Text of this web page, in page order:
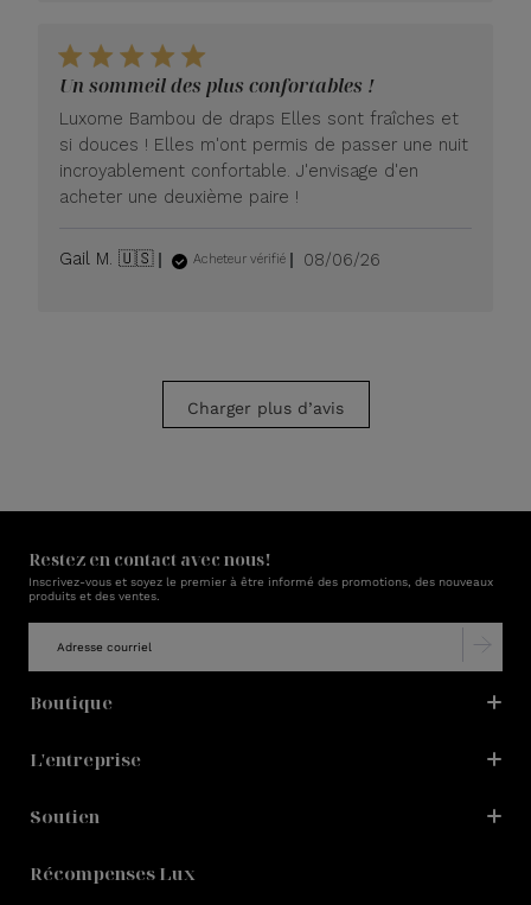
Un sommeil des plus confortables !
Luxome Bambou de draps Elles sont fraîches et
si douces ! Elles m'ont permis de passer une nuit
incroyablement confortable. J'envisage d'en
acheter une deuxième paire !
Gail M. 🇺🇸 Acheteur vérifié
Date
08/06/26
Charger plus d’avis
Restez en contact avec nous!
Inscrivez-vous et soyez le premier à être informé des promotions, des nouveaux
produits et des ventes.
Boutique
L'entreprise
Soutien
Récompenses Lux